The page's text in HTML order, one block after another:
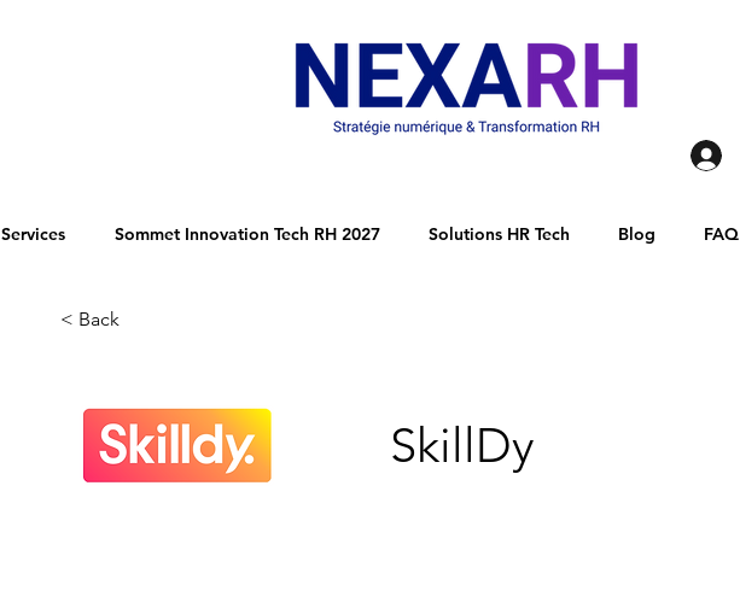
Services Sommet Innovation Tech RH 2027 Solutions HR Tech Blog FAQ
< Back
SkillDy